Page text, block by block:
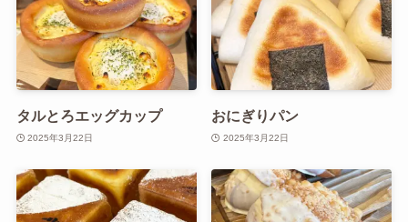
タルとろエッグカップ
2025年3月22日
おにぎりパン
2025年3月22日